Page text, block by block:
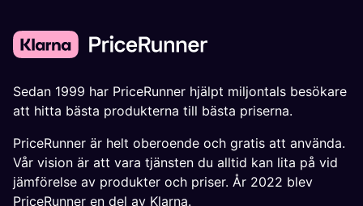
Sedan 1999 har PriceRunner hjälpt miljontals besökare
att hitta bästa produkterna till bästa priserna.
PriceRunner är helt oberoende och gratis att använda.
Vår vision är att vara tjänsten du alltid kan lita på vid
jämförelse av produkter och priser. År 2022 blev
PriceRunner en del av Klarna.